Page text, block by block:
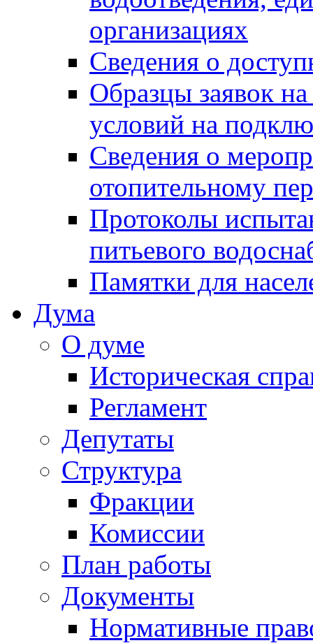
организациях
Сведения о
Образцы заявок
условий на
Сведения о
отопительному
Протоколы
питьевого
Памятки для
Дума
О думе
Историческая
Регламент
Депутаты
Структура
Фракции
Комиссии
План работы
Документы
Нормативные